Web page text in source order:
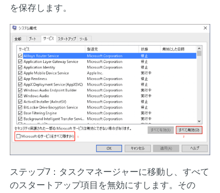
を保存します。
ステップ7：タスクマネージャーに移動し、すべて
のスタートアップ項目を無効にすします。その